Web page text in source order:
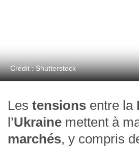
Crédit : Shutterstock
Les tensions entre la
l’Ukraine mettent à
marchés, y compris